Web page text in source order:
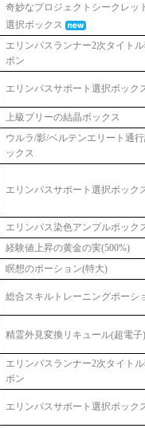
奇妙なプロジェクトシークレッ
選択ボックス
エリンパスランナー2次タイト
ポン
エリンパスサポート選択ボック
上級ブリーの結晶ボックス
ウルラ/影/ベルテンエリート通
ックス
エリンパスサポート選択ボック
エリンパス染色アンプルボック
経験値上昇の黄金の実(500%)
瞑想のポーション(特大)
総合スキルトレーニングポーシ
精霊外見変換リキュール(超電
エリンパスランナー2次タイト
ポン
エリンパスサポート選択ボック